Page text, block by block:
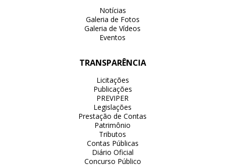
Notícias
Galeria de Fotos
Galeria de Vídeos
Eventos
TRANSPARÊNCIA
Licitações
Publicações
PREVIPER
Legislações
Prestação de Contas
Patrimônio
Tributos
Contas Públicas
Diário Oficial
Concurso Público